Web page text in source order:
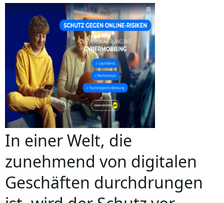
In einer Welt, die
zunehmend von digitalen
Geschäften durchdrungen